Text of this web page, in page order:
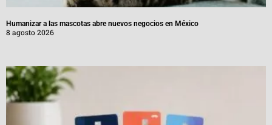
Humanizar a las mascotas abre nuevos negocios en México
8 agosto 2026